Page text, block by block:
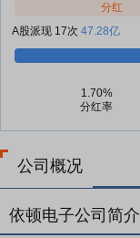
分红
A股派现 17次 47.28亿
1.70%
分红率
公司概况
依顿电子公司简介